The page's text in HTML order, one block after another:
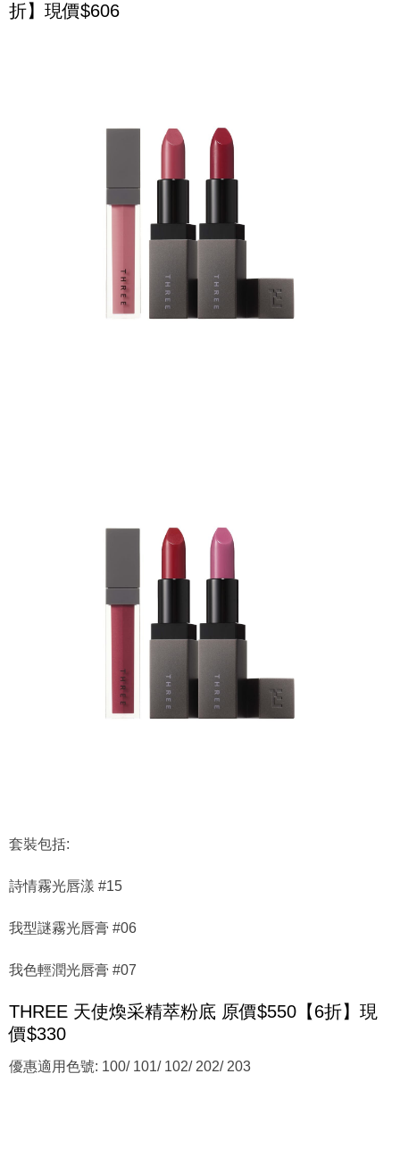
折】現價$606
套裝包括:
詩情霧光唇漾 #15
我型謎霧光唇膏 #06
我色輕潤光唇膏 #07
THREE 天使煥采精萃粉底 原價$550【6折】現
價$330
優惠適用色號: 100/ 101/ 102/ 202/ 203